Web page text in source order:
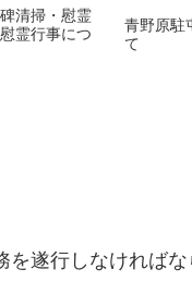
清掃・慰霊
霊行事につ
青野原駐
て
を遂行しなければな